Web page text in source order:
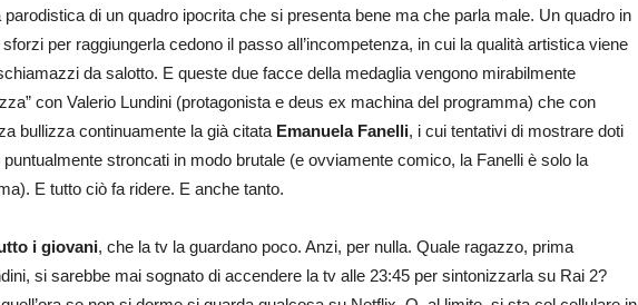
parodistica di un quadro ipocrita che si presenta bene ma che parla male. Un quadro in
per raggiungerla cedono il passo all’incompetenza, in cui la qualità artistica viene
da salotto. E queste due facce della medaglia vengono mirabilmente
con Valerio Lundini (protagonista e deus ex machina del programma) che con
bullizza continuamente la già citata Emanuela Fanelli, i cui tentativi di mostrare doti
stroncati in modo brutale (e ovviamente comico, la Fanelli è solo la
E tutto ciò fa ridere. E anche tanto.
i giovani, che la tv la guardano poco. Anzi, per nulla. Quale ragazzo, prima
si sarebbe mai sognato di accendere la tv alle 23:45 per sintonizzarla su Rai 2?